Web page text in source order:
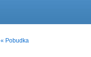
« Pobudka